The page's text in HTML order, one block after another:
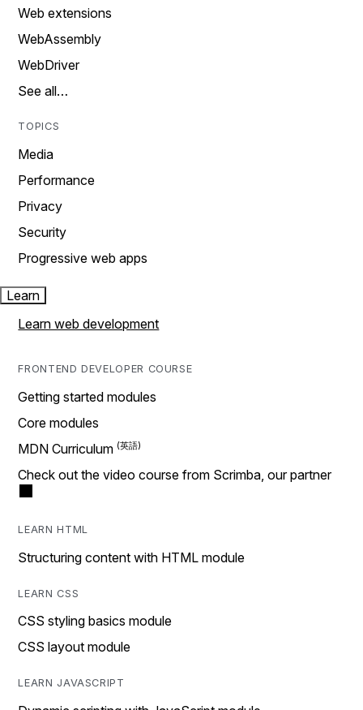
Web extensions
WebAssembly
WebDriver
See all…
TOPICS
Media
Performance
Privacy
Security
Progressive web apps
Learn
Learn web development
FRONTEND DEVELOPER COURSE
Getting started modules
Core modules
MDN Curriculum
Check out the video course from Scrimba, our partner
LEARN HTML
Structuring content with HTML module
LEARN CSS
CSS styling basics module
CSS layout module
LEARN JAVASCRIPT